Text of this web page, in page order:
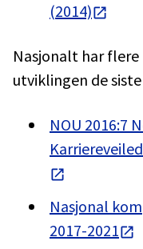
(2014)
Nasjonalt har
utviklingen de
NOU 2016:7
Nasjonal
2017-2021